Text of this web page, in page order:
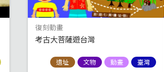
復刻動畫
考古大菩薩遊台灣
遺址 文物 動畫 臺灣